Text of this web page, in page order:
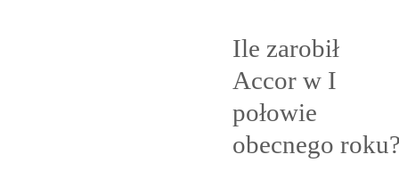
Ile zarobił
Accor w I
połowie
obecnego